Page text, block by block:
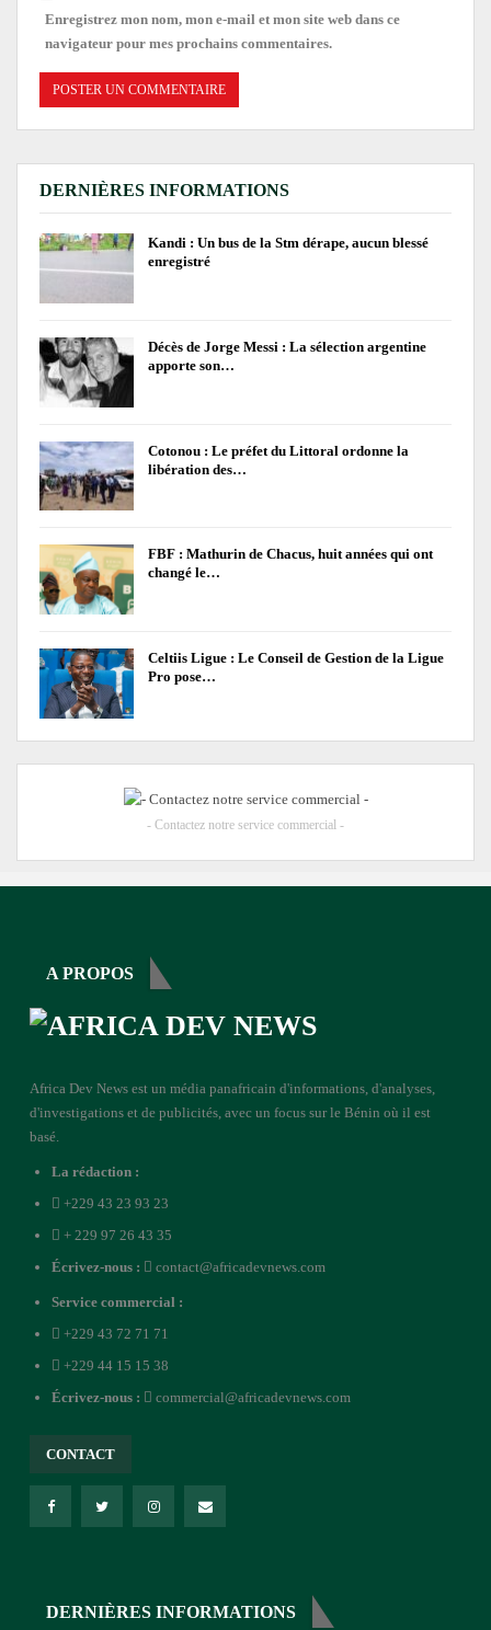
Enregistrez mon nom, mon e-mail et mon site web dans ce
navigateur pour mes prochains commentaires.
DERNIÈRES INFORMATIONS
Kandi : Un bus de la Stm dérape, aucun blessé
enregistré
Décès de Jorge Messi : La sélection argentine
apporte son…
Cotonou : Le préfet du Littoral ordonne la
libération des…
FBF : Mathurin de Chacus, huit années qui ont
changé le…
Celtiis Ligue : Le Conseil de Gestion de la Ligue
Pro pose…
- Contactez notre service commercial -
A PROPOS
Africa Dev News est un média panafricain d'informations, d'analyses,
d'investigations et de publicités, avec un focus sur le Bénin où il est
basé.
La rédaction :
+229 43 23 93 23
+ 229 97 26 43 35
Écrivez-nous :
contact@africadevnews.com
Service commercial :
+229 43 72 71 71
+229 44 15 15 38
Écrivez-nous :
commercial@africadevnews.com
CONTACT
DERNIÈRES INFORMATIONS